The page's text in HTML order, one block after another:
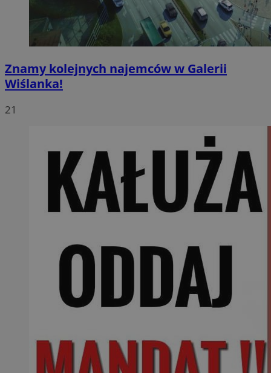
Znamy kolejnych najemców w Galerii
Wiślanka!
21